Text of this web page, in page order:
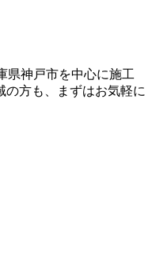
県神戸市を中心に施工
の方も、まずはお気軽に